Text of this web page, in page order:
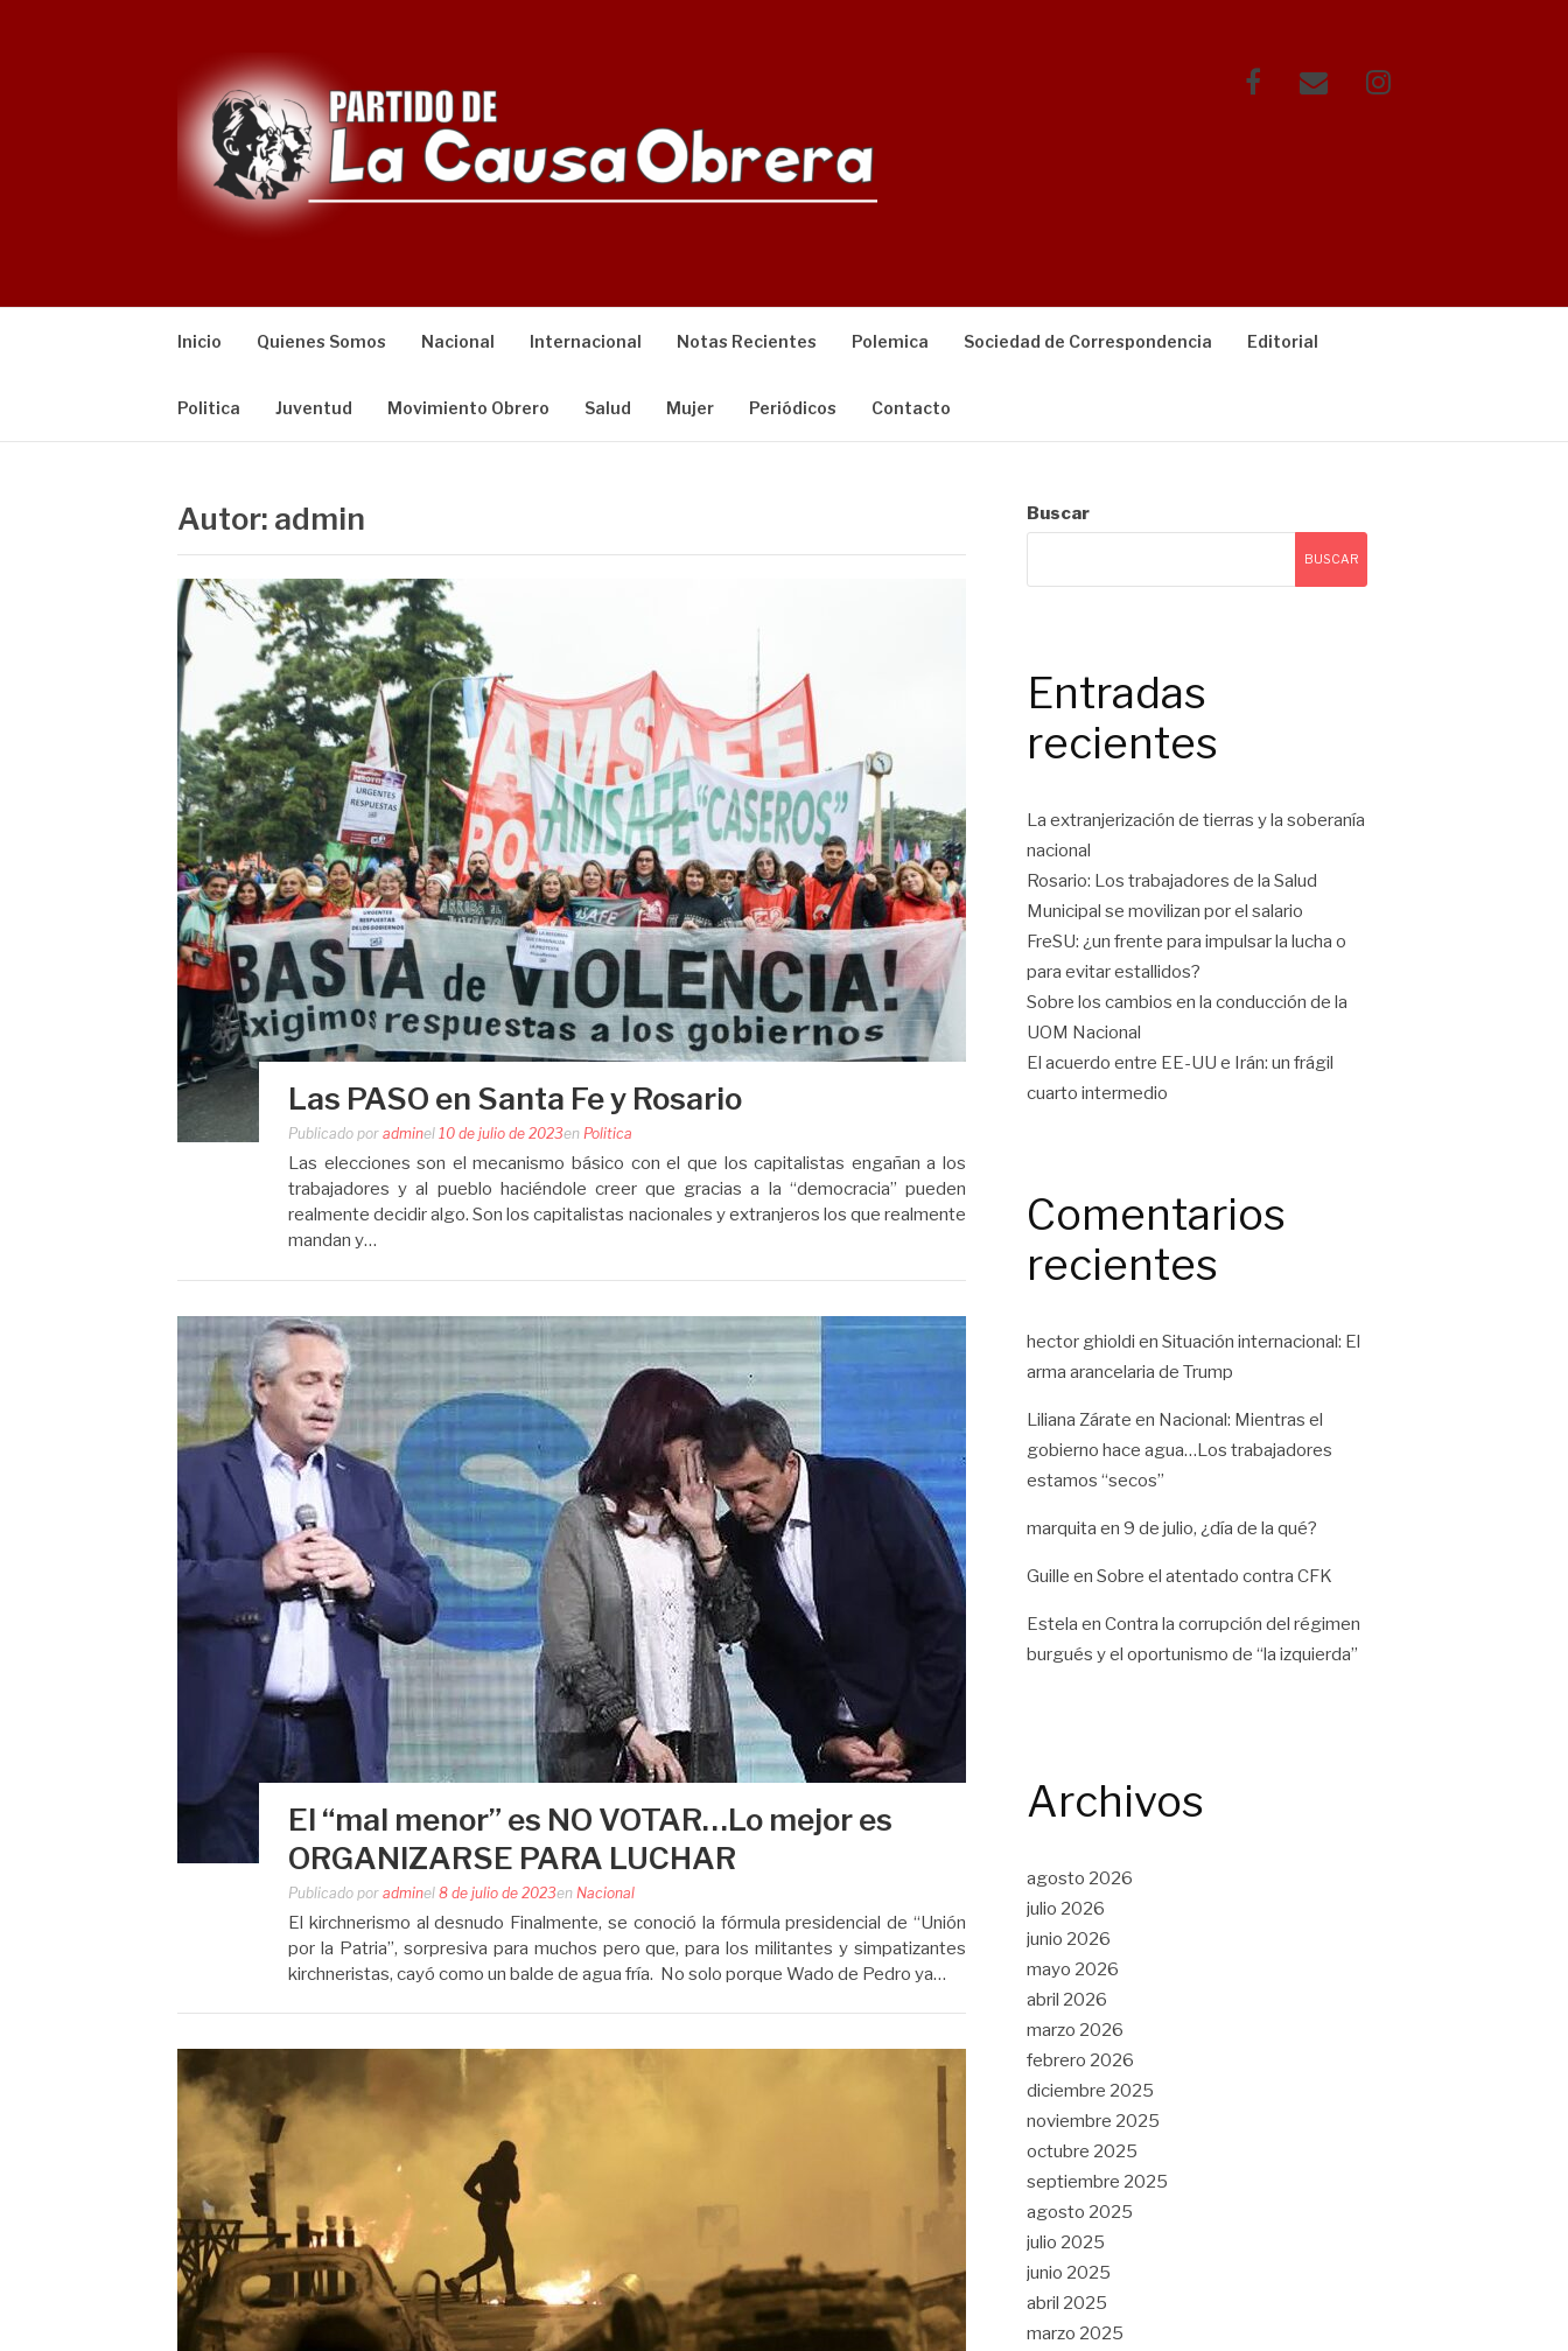
FacebookCorreo Instagram
Inicio Quienes Somos Nacional Internacional Notas Recientes Polemica Sociedad de Correspondencia Editorial
Politica Juventud Movimiento Obrero Salud Mujer Periódicos Contacto
Autor: admin
Las PASO en Santa Fe y Rosario
Publicado por adminel 10 de julio de 2023en Politica
Las elecciones son el mecanismo básico con el que los capitalistas engañan a los
trabajadores y al pueblo haciéndole creer que gracias a la “democracia” pueden
realmente decidir algo. Son los capitalistas nacionales y extranjeros los que realmente
mandan y…
El “mal menor” es NO VOTAR…Lo mejor es
ORGANIZARSE PARA LUCHAR
Publicado por adminel 8 de julio de 2023en Nacional
El kirchnerismo al desnudo Finalmente, se conoció la fórmula presidencial de “Unión
por la Patria”, sorpresiva para muchos pero que, para los militantes y simpatizantes
kirchneristas, cayó como un balde de agua fría. No solo porque Wado de Pedro ya…
Buscar
BUSCAR
Entradas
recientes
La extranjerización de tierras y la soberanía
nacional
Rosario: Los trabajadores de la Salud
Municipal se movilizan por el salario
FreSU: ¿un frente para impulsar la lucha o
para evitar estallidos?
Sobre los cambios en la conducción de la
UOM Nacional
El acuerdo entre EE-UU e Irán: un frágil
cuarto intermedio
Comentarios
recientes
hector ghioldi en Situación internacional: El
arma arancelaria de Trump
Liliana Zárate en Nacional: Mientras el
gobierno hace agua…Los trabajadores
estamos “secos”
marquita en 9 de julio, ¿día de la qué?
Guille en Sobre el atentado contra CFK
Estela en Contra la corrupción del régimen
burgués y el oportunismo de “la izquierda”
Archivos
agosto 2026
julio 2026
junio 2026
mayo 2026
abril 2026
marzo 2026
febrero 2026
diciembre 2025
noviembre 2025
octubre 2025
septiembre 2025
agosto 2025
julio 2025
junio 2025
abril 2025
marzo 2025